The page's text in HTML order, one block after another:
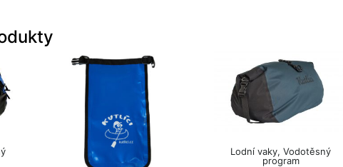
Lodní vaky, Vodotěsný
program